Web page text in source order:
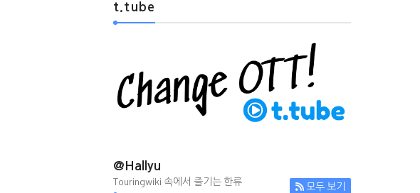
t.tube
@Hallyu
Touringwiki 속에서 즐기는 한류 모두 보기